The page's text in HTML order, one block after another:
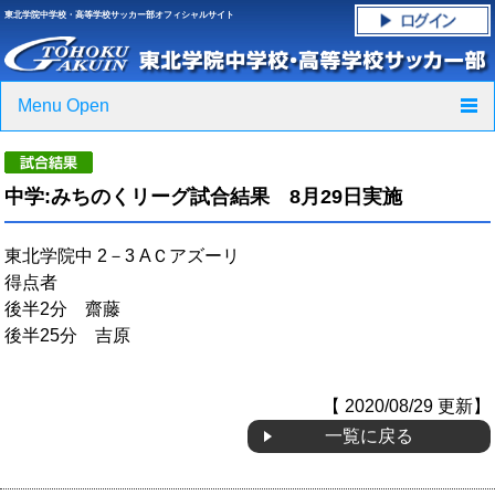
東北学院中学校・高等学校サッカー部オフィシャルサイト
Menu Open
ニュース
クラブ紹介・進路実績
フォトギャラリー
中学:みちのくリーグ試合結果 8月29日実施
東北学院中 2－3 AＣアズーリ
得点者
後半2分 齋藤
後半25分 吉原
【 2020/08/29 更新】
一覧に戻る